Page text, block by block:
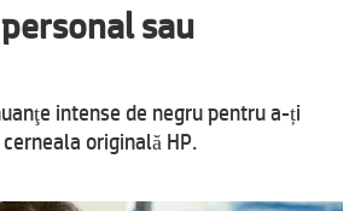
sau
intense de negru pentru a-ți
originală HP.